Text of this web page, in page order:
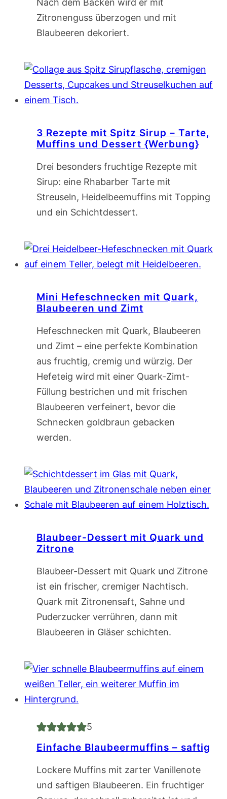
Nach dem Backen wird er mit
Zitronenguss überzogen und mit
Blaubeeren dekoriert.
3 Rezepte mit Spitz Sirup – Tarte,
Muffins und Dessert {Werbung}
Drei besonders fruchtige Rezepte mit
Sirup: eine Rhabarber Tarte mit
Streuseln, Heidelbeemuffins mit Topping
und ein Schichtdessert.
Mini Hefeschnecken mit Quark,
Blaubeeren und Zimt
Hefeschnecken mit Quark, Blaubeeren
und Zimt – eine perfekte Kombination
aus fruchtig, cremig und würzig. Der
Hefeteig wird mit einer Quark-Zimt-
Füllung bestrichen und mit frischen
Blaubeeren verfeinert, bevor die
Schnecken goldbraun gebacken
werden.
Blaubeer-Dessert mit Quark und
Zitrone
Blaubeer-Dessert mit Quark und Zitrone
ist ein frischer, cremiger Nachtisch.
Quark mit Zitronensaft, Sahne und
Puderzucker verrühren, dann mit
Blaubeeren in Gläser schichten.
5
Einfache Blaubeermuffins – saftig
Lockere Muffins mit zarter Vanillenote
und saftigen Blaubeeren. Ein fruchtiger